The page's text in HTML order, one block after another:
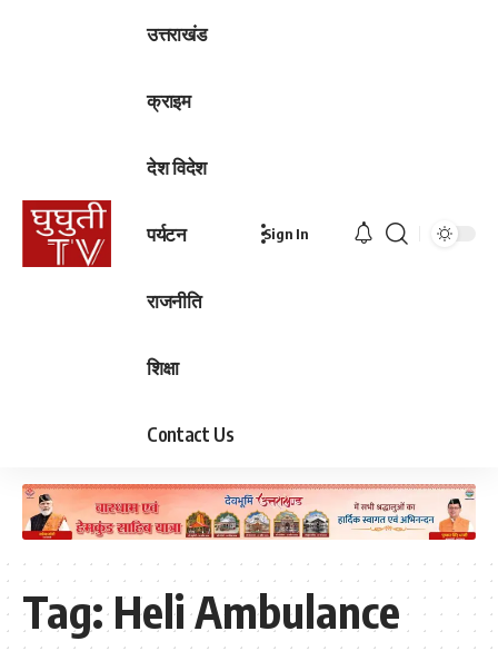
उत्तराखंड
क्राइम
देश विदेश
पर्यटन
राजनीति
शिक्षा
Contact Us
Sign In
Tag:Heli Ambulance